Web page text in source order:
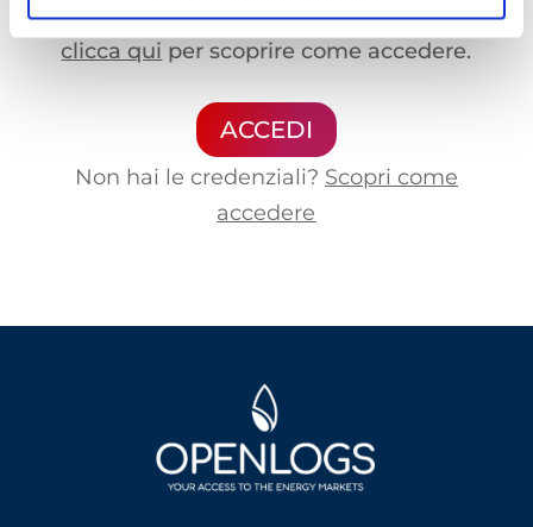
già in possesso delle credenziali oppure
clicca qui per scoprire come accedere.
ACCEDI
Non hai le credenziali? Scopri come
accedere